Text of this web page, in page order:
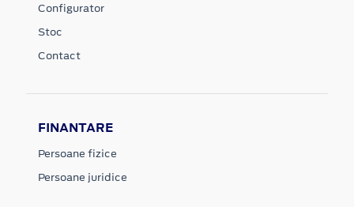
Configurator
Stoc
Contact
FINANTARE
Persoane fizice
Persoane juridice